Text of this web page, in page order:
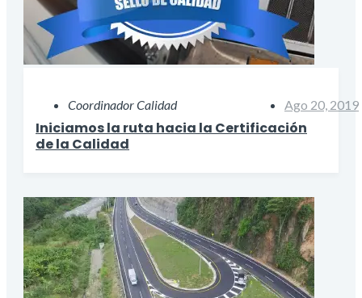
Coordinador Calidad Ago 20, 2019
Iniciamos la ruta hacia la Certificación
de la Calidad